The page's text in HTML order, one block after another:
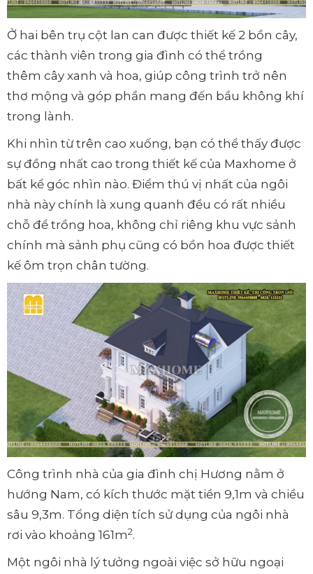
Ở hai bên trụ cột lan can được thiết kế 2 bồn cây,
các thành viên trong gia đình có thể trồng
thêm cây xanh và hoa, giúp công trình trở nên
thơ mộng và góp phần mang đến bầu không khí
trong lành.
Khi nhìn từ trên cao xuống, bạn có thể thấy được
sự đồng nhất cao trong thiết kế của Maxhome ở
bất kể góc nhìn nào. Điểm thú vị nhất của ngôi
nhà này chính là xung quanh đều có rất nhiều
chỗ để trồng hoa, không chỉ riêng khu vực sảnh
chính mà sảnh phụ cũng có bồn hoa được thiết
kế ôm trọn chân tường.
Công trình nhà của gia đình chị Hương nằm ở
hướng Nam, có kích thước mặt tiền 9,1m và chiều
sâu 9,3m. Tổng diện tích sử dụng của ngôi nhà
rơi vào khoảng 161m2.
Một ngôi nhà lý tưởng ngoài việc sở hữu ngoại